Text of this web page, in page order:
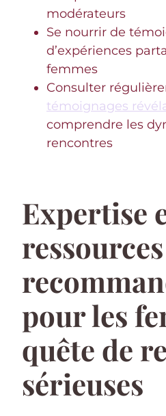
modérateurs
Se nourrir de
d’expériences
femmes
Consulter
témoignages
comprendre les
rencontres
Expertise
ressources
pour les
quête de
sérieuses